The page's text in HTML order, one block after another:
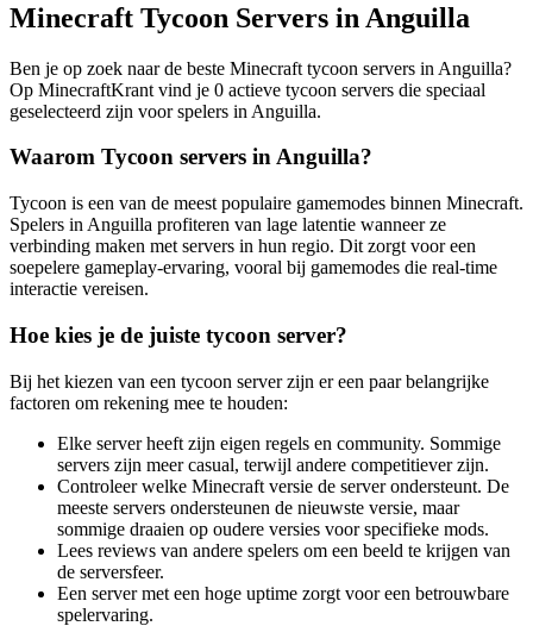
Minecraft Tycoon Servers in Anguilla
Ben je op zoek naar de beste Minecraft tycoon servers in Anguilla?
Op MinecraftKrant vind je 0 actieve tycoon servers die speciaal
geselecteerd zijn voor spelers in Anguilla.
Waarom Tycoon servers in Anguilla?
Tycoon is een van de meest populaire gamemodes binnen Minecraft.
Spelers in Anguilla profiteren van lage latentie wanneer ze
verbinding maken met servers in hun regio. Dit zorgt voor een
soepelere gameplay-ervaring, vooral bij gamemodes die real-time
interactie vereisen.
Hoe kies je de juiste tycoon server?
Bij het kiezen van een tycoon server zijn er een paar belangrijke
factoren om rekening mee te houden:
Elke server heeft zijn eigen regels en community. Sommige
servers zijn meer casual, terwijl andere competitiever zijn.
Controleer welke Minecraft versie de server ondersteunt. De
meeste servers ondersteunen de nieuwste versie, maar
sommige draaien op oudere versies voor specifieke mods.
Lees reviews van andere spelers om een beeld te krijgen van
de serversfeer.
Een server met een hoge uptime zorgt voor een betrouwbare
spelervaring.